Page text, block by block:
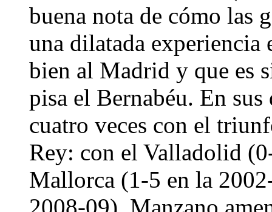
buena nota de cómo las
una dilatada experiencia
bien al Madrid y que es
pisa el Bernabéu. En
cuatro veces con el
Rey: con el Valladolid
Mallorca (1-5 en la
2008-09). Manzano